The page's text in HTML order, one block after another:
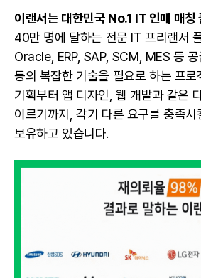
이랜서는 대한민국 No.1 IT 인매 매칭
40만 명에 달하는 전문 IT 프리랜서
Oracle, ERP, SAP, SCM MES 등
등의 복잡한 기술을 필요로 하는 프
기획부터앱 디자인 ,웹 개발과 같은
이르기까지, 각기 다른 요구를 충족
보유하고 있습니다.